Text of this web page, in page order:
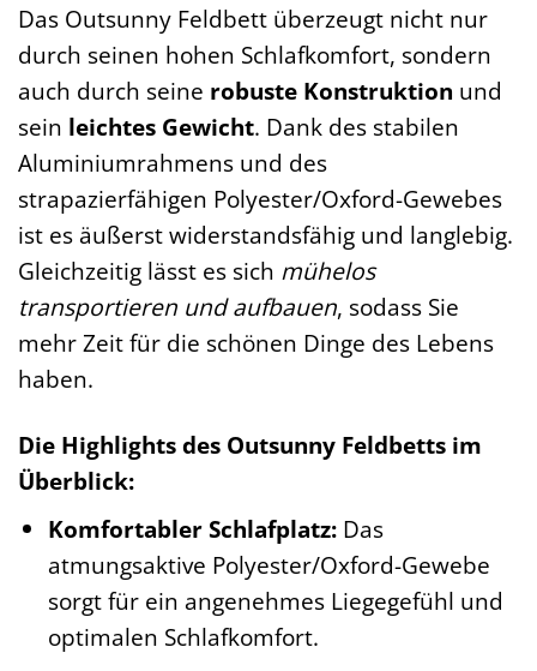
Das Outsunny Feldbett überzeugt nicht nur
durch seinen hohen Schlafkomfort, sondern
auch durch seine robuste Konstruktion und
sein leichtes Gewicht. Dank des stabilen
Aluminiumrahmens und des
strapazierfähigen Polyester/Oxford-Gewebes
ist es äußerst widerstandsfähig und langlebig.
Gleichzeitig lässt es sich mühelos
transportieren und aufbauen, sodass Sie
mehr Zeit für die schönen Dinge des Lebens
haben.
Die Highlights des Outsunny Feldbetts im
Überblick:
Komfortabler Schlafplatz:Das
atmungsaktive Polyester/Oxford-Gewebe
sorgt für ein angenehmes Liegegefühl und
optimalen Schlafkomfort.